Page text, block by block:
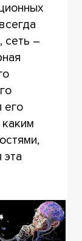
сеть –
его